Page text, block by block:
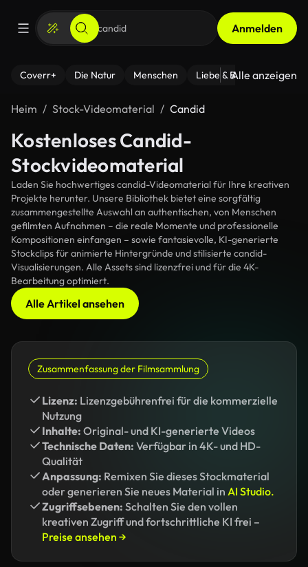
Anmelden
Coverr+ Die Natur Menschen Liebe & Beziehungen
Alle anzeigen
Heim Stock-Videomaterial Candid
Kostenloses Candid-
Stockvideomaterial
Laden Sie hochwertiges candid-Videomaterial für Ihre kreativen
Projekte herunter. Unsere Bibliothek bietet eine sorgfältig
zusammengestellte Auswahl an authentischen, von Menschen
gefilmten Aufnahmen – die reale Momente und professionelle
Kompositionen einfangen – sowie fantasievolle, KI-generierte
Stockclips für animierte Hintergründe und stilisierte candid-
Visualisierungen. Alle Assets sind lizenzfrei und für die 4K-
Bearbeitung optimiert.
Alle Artikel ansehen
Zusammenfassung der Filmsammlung
Lizenz: Lizenzgebührenfrei für die kommerzielle
Nutzung
Inhalte: Original- und KI-generierte Videos
Technische Daten: Verfügbar in 4K- und HD-
Qualität
Anpassung: Remixen Sie dieses Stockmaterial
oder generieren Sie neues Material in AI Studio.
Zugriffsebenen: Schalten Sie den vollen
kreativen Zugriff und fortschrittliche KI frei –
Preise ansehen →